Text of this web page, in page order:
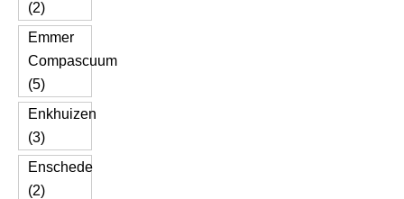
(2)
Emmer
Compascuum
(5)
Enkhuizen
(3)
Enschede
(2)